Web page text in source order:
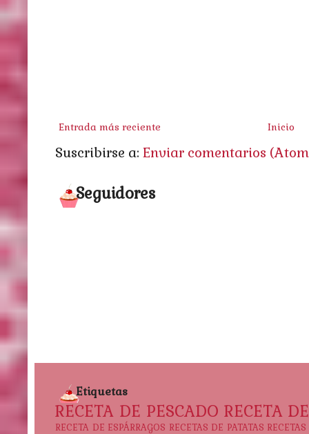
Entrada más reciente Inicio
Suscribirse a: Enviar comentarios
Seguidores
Etiquetas
RECETA DE PESCADO RECETA
RECETA DE ESPÁRRAGOS RECETAS DE PATATAS